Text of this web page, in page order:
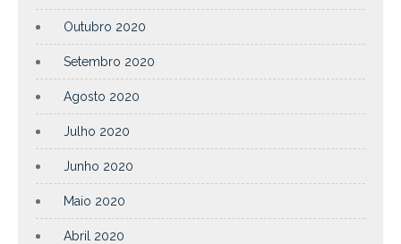
Outubro 2020
Setembro 2020
Agosto 2020
Julho 2020
Junho 2020
Maio 2020
Abril 2020